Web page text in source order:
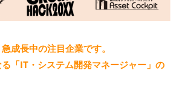
成長中の注目企業です。
「IT・システム開発マネージャー」の